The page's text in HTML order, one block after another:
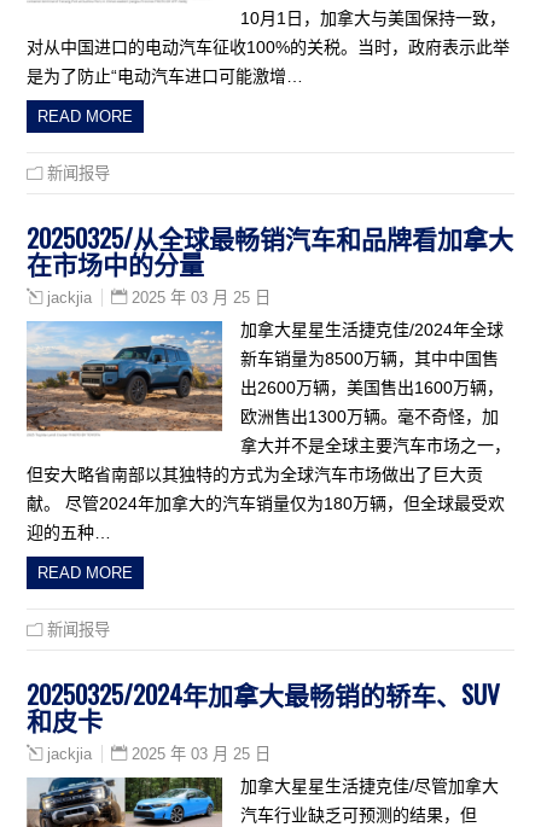
10月1日，加拿大与美国保持一致，
对从中国进口的电动汽车征收100%的关税。当时，政府表示此举
是为了防止“电动汽车进口可能激增…
READ MORE
新闻报导
20250325/从全球最畅销汽车和品牌看加拿大
在市场中的分量
jackjia 2025 年 03 月 25 日
加拿大星星生活捷克佳/2024年全球
新车销量为8500万辆，其中中国售
出2600万辆，美国售出1600万辆，
欧洲售出1300万辆。毫不奇怪，加
拿大并不是全球主要汽车市场之一，
但安大略省南部以其独特的方式为全球汽车市场做出了巨大贡
献。 尽管2024年加拿大的汽车销量仅为180万辆，但全球最受欢
迎的五种…
READ MORE
新闻报导
20250325/2024年加拿大最畅销的轿车、SUV
和皮卡
jackjia 2025 年 03 月 25 日
加拿大星星生活捷克佳/尽管加拿大
汽车行业缺乏可预测的结果，但